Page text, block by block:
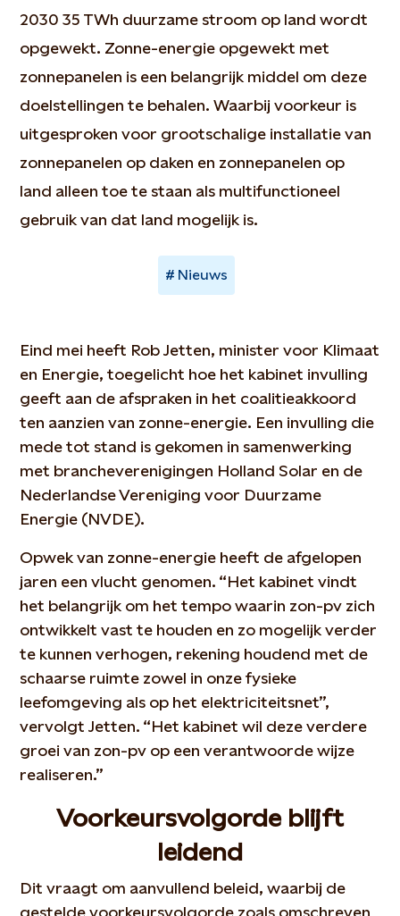
2030 35 TWh duurzame stroom op land wordt
opgewekt. Zonne-energie opgewekt met
zonnepanelen is een belangrijk middel om deze
doelstellingen te behalen. Waarbij voorkeur is
uitgesproken voor grootschalige installatie van
zonnepanelen op daken en zonnepanelen op
land alleen toe te staan als multifunctioneel
gebruik van dat land mogelijk is.
Nieuws
Eind mei heeft Rob Jetten, minister voor Klimaat
en Energie, toegelicht hoe het kabinet invulling
geeft aan de afspraken in het coalitieakkoord
ten aanzien van zonne-energie. Een invulling die
mede tot stand is gekomen in samenwerking
met brancheverenigingen Holland Solar en de
Nederlandse Vereniging voor Duurzame
Energie (NVDE).
Opwek van zonne-energie heeft de afgelopen
jaren een vlucht genomen. “Het kabinet vindt
het belangrijk om het tempo waarin zon-pv zich
ontwikkelt vast te houden en zo mogelijk verder
te kunnen verhogen, rekening houdend met de
schaarse ruimte zowel in onze fysieke
leefomgeving als op het elektriciteitsnet”,
vervolgt Jetten. “Het kabinet wil deze verdere
groei van zon-pv op een verantwoorde wijze
realiseren.”
Voorkeursvolgorde blijft
leidend
Dit vraagt om aanvullend beleid, waarbij de
gestelde voorkeursvolgorde zoals omschreven